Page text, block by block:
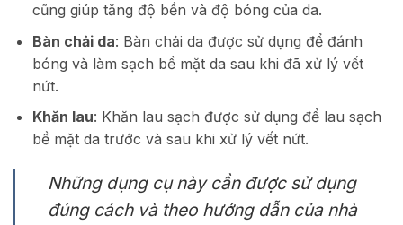
cũng giúp tăng độ bền và độ bóng của da.
Bàn chải da: Bàn chải da được sử dụng để đánh
bóng và làm sạch bề mặt da sau khi đã xử lý vết
nứt.
Khăn lau: Khăn lau sạch được sử dụng để lau sạch
bề mặt da trước và sau khi xử lý vết nứt.
Những dụng cụ này cần được sử dụng
đúng cách và theo hướng dẫn của nhà